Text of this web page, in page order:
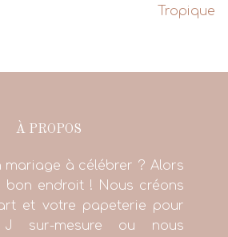
Tropique
À PROPOS
mariage à célébrer ? Alors
bon endroit ! Nous créons
et votre papeterie pour
sur-mesure ou nous